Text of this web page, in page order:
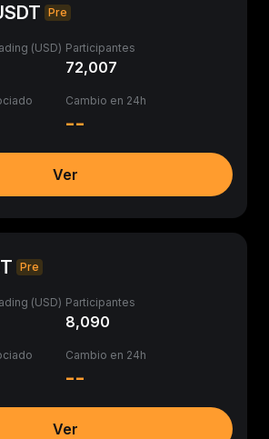
Pre
(USD) Participantes
72,007
Cambio en 24h
--
Ver
Pre
(USD) Participantes
8,090
Cambio en 24h
--
Ver